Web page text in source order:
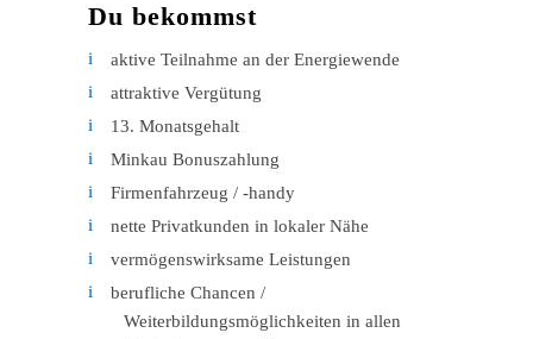
Du bekommst
aktive Teilnahme an der Energiewende
attraktive Vergütung
13. Monatsgehalt
Minkau Bonuszahlung
Firmenfahrzeug / -handy
nette Privatkunden in lokaler Nähe
vermögenswirksame Leistungen
berufliche Chancen /
Weiterbildungsmöglichkeiten in allen